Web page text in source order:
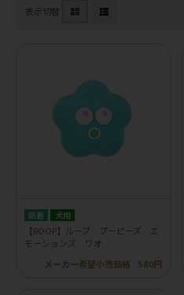
表示切替
犬用
【ROOP】ループ プーピーズ エ
モーションズ ワオ
メーカー希望小売価格
580円